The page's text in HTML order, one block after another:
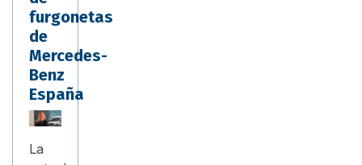
furgonetas
de
Mercedes-
Benz
España
La